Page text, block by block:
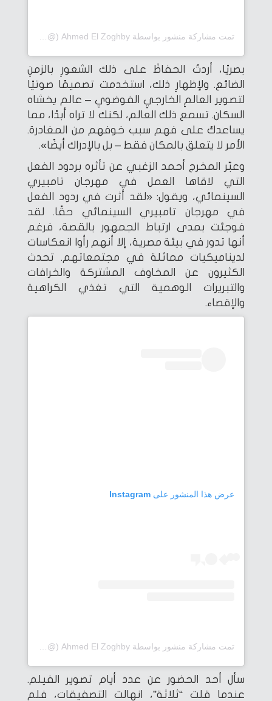
تمت مشاركة منشور بواسطة ‏‎Ahmed El Zoghby‎‏ (@‏‎zoghbyyy‎‏)
بصريًا، أردتُ الحفاظَ على ذلك الشعورِ بالزمنِ
الضائع. ولإظهارِ ذلك، استخدمت تصميمًا صوتيًا
لتصوير العالمِ الخارجيِ الفوضويِ – عالم يخشاه
السكان. تسمع ذلك العالم، لكنك لا تراه أبدًا، مما
يساعدكَ على فهم سبب خوفهم من المغادرة.
الأمر لا يتعلق بالمكان فقط – بل بالإدراك أيضًا».
وعبّر المخرج أحمد الزغبي عن تأثره بردود الفعل
التي لاقاها العمل في مهرجان تامبيري
السينمائي، ويقول: «لقد أثرت في ردود الفعل
في مهرجان تامبيري السينمائي حقًا. لقد
فوجئت بمدى ارتباط الجمهور بالقصة، فرغم
أنها تدور في بيئة مصرية، إلا أنهم رأوا انعكاسات
لديناميكيات مماثلة في مجتمعاتهم. تحدث
الكثيرون عن المخاوف المشتركة والخرافات
والتبريرات الوهمية التي تغذي الكراهية
والإقصاء.
عرض هذا المنشور على Instagram
تمت مشاركة منشور بواسطة ‏‎Ahmed El Zoghby‎‏ (@‏‎zoghbyyy‎‏)
سأل أحد الحضور عن عدد أيام تصوير الفيلم.
عندما قلت “ثلاثة”، انهالت التصفيقات، فلم